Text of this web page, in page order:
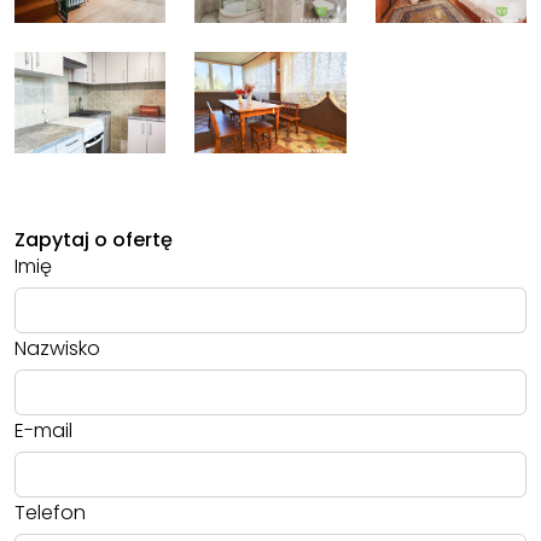
Zapytaj o ofertę
Imię
Nazwisko
E-mail
Telefon